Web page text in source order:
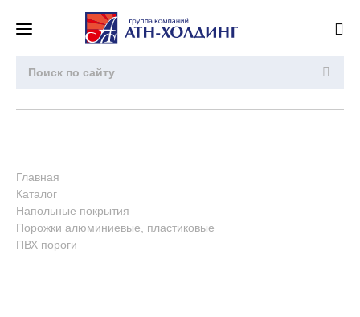
Главная
Каталог
Напольные покрытия
Порожки алюминиевые, пластиковые
ПВХ пороги